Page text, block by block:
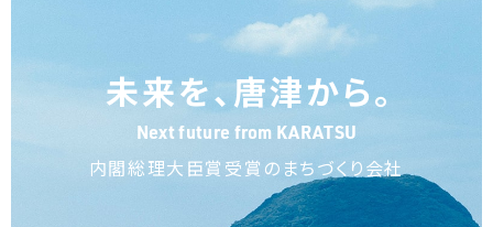
未来を、唐津から。
Next future from KARATSU
内閣総理大臣賞受賞のまちづくり会社